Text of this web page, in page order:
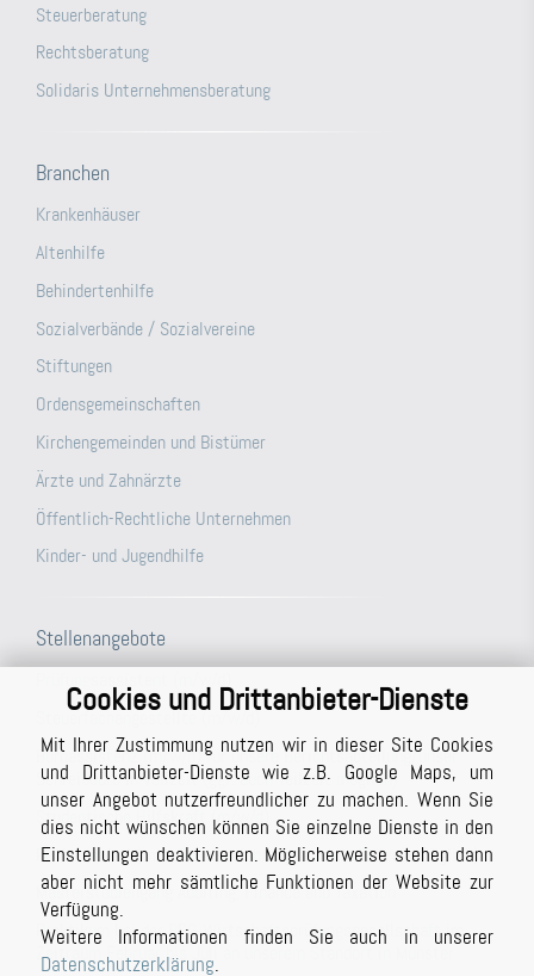
Cookies und Drittanbieter-Dienste
Mit Ihrer Zustimmung nutzen wir in dieser Site Cookies
und Drittanbieter-Dienste wie z.B. Google Maps, um
unser Angebot nutzerfreundlicher zu machen. Wenn Sie
dies nicht wünschen können Sie einzelne Dienste in den
Einstellungen deaktivieren. Möglicherweise stehen dann
aber nicht mehr sämtliche Funktionen der Website zur
Verfügung.
Weitere Informationen finden Sie auch in unserer
Datenschutzerklärung.
Steuerberatung
Rechtsberatung
Solidaris Unternehmensberatung
Branchen
Krankenhäuser
Altenhilfe
Behindertenhilfe
Sozialverbände / Sozialvereine
Stiftungen
Ordensgemeinschaften
Kirchengemeinden und Bistümer
Ärzte und Zahnärzte
Öffentlich-Rechtliche Unternehmen
Kinder- und Jugendhilfe
Stellenangebote
Steuerfachangestellte (m/w/d)
Büroassistenz (m/w/d) für unsere Berichtsabteilung/unser
Schreibbüro in Vollzeit (ggf. auch Teilzeit möglich)
Studentische Hilfskraft (m/w/d)
Prüfer (m/w/d) mit Berufserfahrung (auch in Teilzeit möglich)
Masterstudiengang Auditing, Finance and Taxation
Praktikum bei der BPG Wirtschaftsprüfungsgesellschaft im
Zeitraum Februar bis Juli an unserem Standort in Münster